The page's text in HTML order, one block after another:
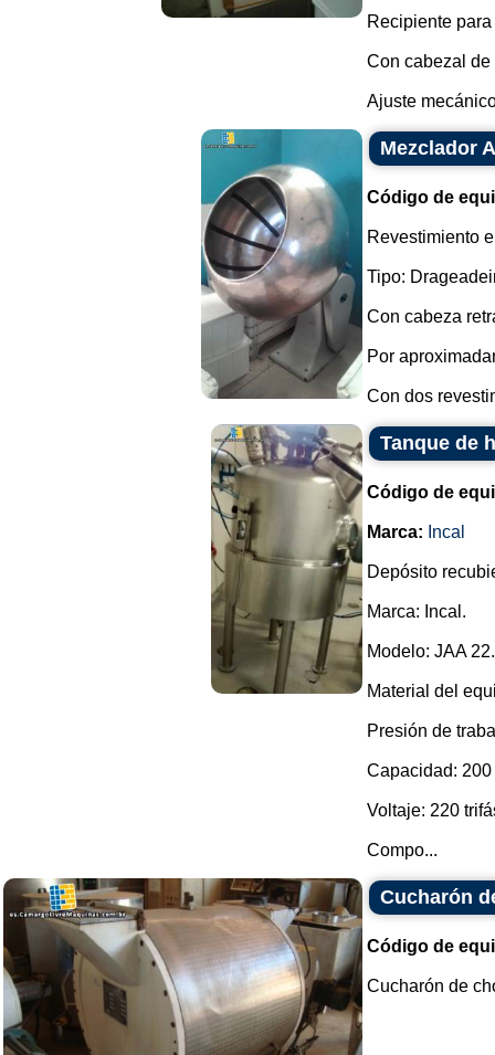
Recipiente
Con cabezal
Ajuste
Mezclador
Código de
Revestimiento
Tipo:
Con cabeza
Por
Con dos
Tanque de
Código de
Marca: Incal
Depósito
Marca: Incal.
Modelo: JAA 22.
Material del
Presión de
Capacidad: 200
Voltaje: 220
Compo...
Cucharón
Código de
Cucharón de